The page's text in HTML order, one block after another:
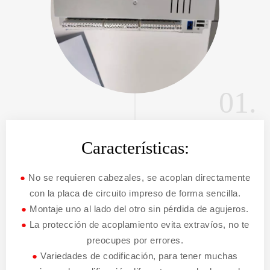
01.
Características:
● No se requieren cabezales, se acoplan directamente
con la placa de circuito impreso de forma sencilla.
● Montaje uno al lado del otro sin pérdida de agujeros.
● La protección de acoplamiento evita extravíos, no te
preocupes por errores.
●Variedades de codificación, para tener muchas